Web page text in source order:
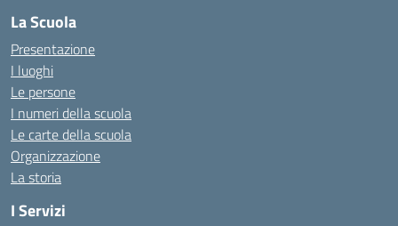
La Scuola
Presentazione
I luoghi
Le persone
I numeri della scuola
Le carte della scuola
Organizzazione
La storia
I Servizi